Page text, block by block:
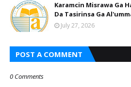
Karamcin Misrawa Ga
Da Tasirinsa Ga
July 27, 2026
POST A COMMENT
0 Comments